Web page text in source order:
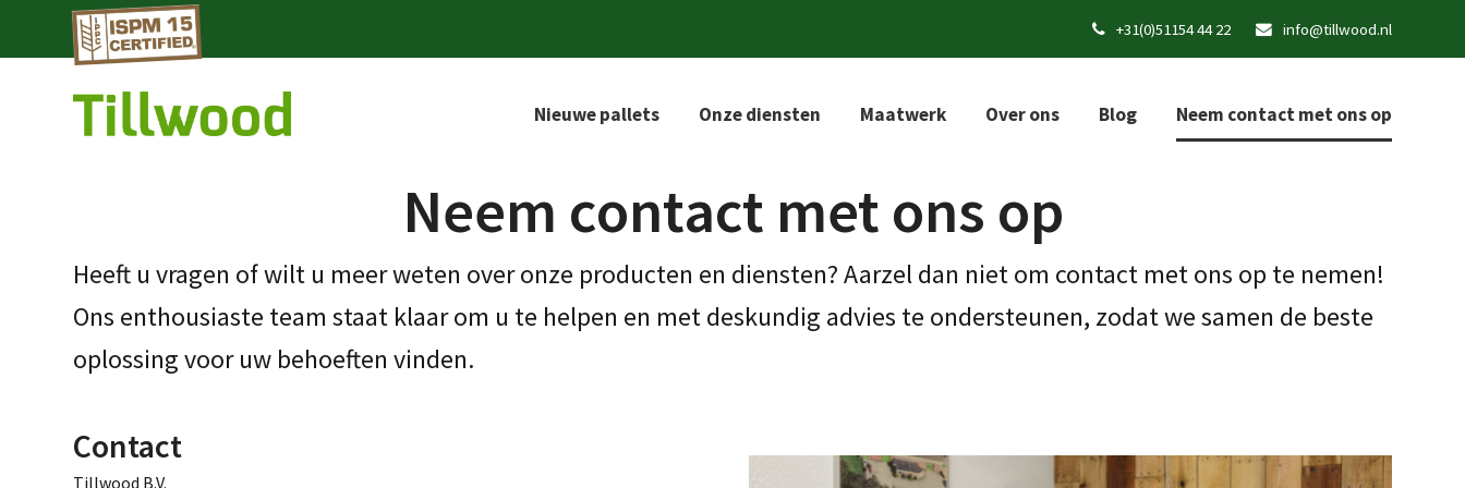
+31(0)51154 44 22 info@tillwood.nl
Nieuwe pallets Onze diensten Maatwerk Over ons Blog Neem contact met ons op
Neem contact met ons op
Heeft u vragen of wilt u meer weten over onze producten en diensten? Aarzel dan niet om contact met ons op te nemen!
Ons enthousiaste team staat klaar om u te helpen en met deskundig advies te ondersteunen, zodat we samen de beste
oplossing voor uw behoeften vinden.
Contact
Tillwood B.V.